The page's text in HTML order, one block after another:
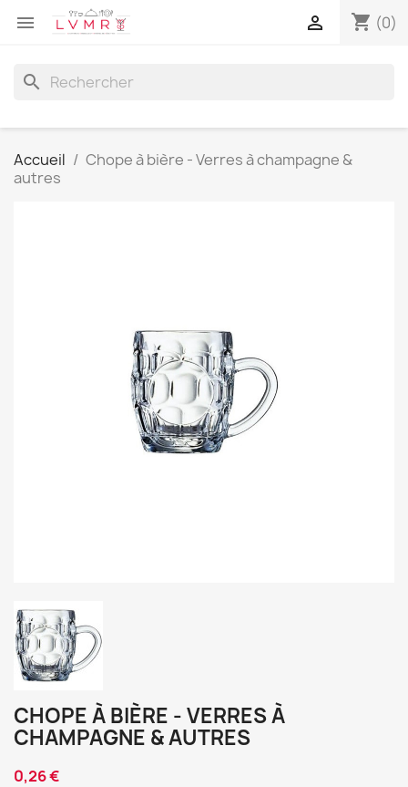
 shopping_cart (0)

search
Accueil
Chope à bière - Verres à champagne &
autres
CHOPE À BIÈRE - VERRES À
CHAMPAGNE & AUTRES
0,26 €